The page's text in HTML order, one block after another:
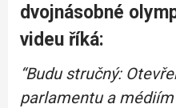
dvojnásobné
videu říká:
“Budu stručný:
parlamentu a